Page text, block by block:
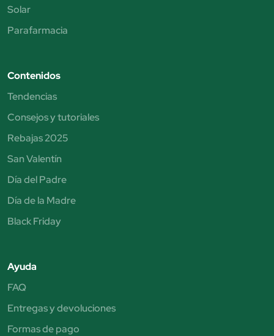
Solar
Parafarmacia
Contenidos
Tendencias
Consejos y tutoriales
Rebajas 2025
San Valentín
Día del Padre
Día de la Madre
Black Friday
Ayuda
FAQ
Entregas y devoluciones
Formas de pago